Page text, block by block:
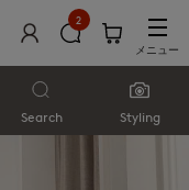
2
メニュー
Search Styling